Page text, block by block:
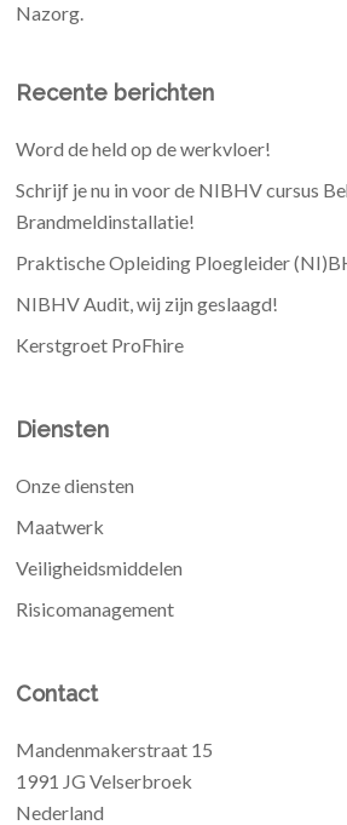
Nazorg.
Recente berichten
Word de held op de werkvloer!
Schrijf je nu in voor de NIBHV cursus
Brandmeldinstallatie!
Praktische Opleiding Ploegleider
NIBHV Audit, wij zijn geslaagd!
Kerstgroet ProFhire
Diensten
Onze diensten
Maatwerk
Veiligheidsmiddelen
Risicomanagement
Contact
Mandenmakerstraat 15
1991 JG Velserbroek
Nederland